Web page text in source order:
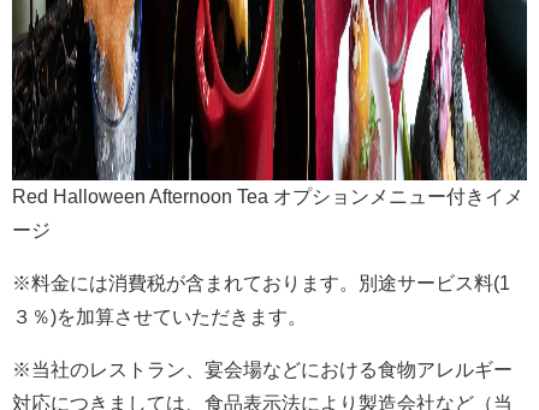
Red Halloween Afternoon Tea オプションメニュー付きイメ
ージ
※料金には消費税が含まれております。別途サービス料(1
３％)を加算させていただきます。
※当社のレストラン、宴会場などにおける食物アレルギー
対応につきましては、食品表示法により製造会社など（当